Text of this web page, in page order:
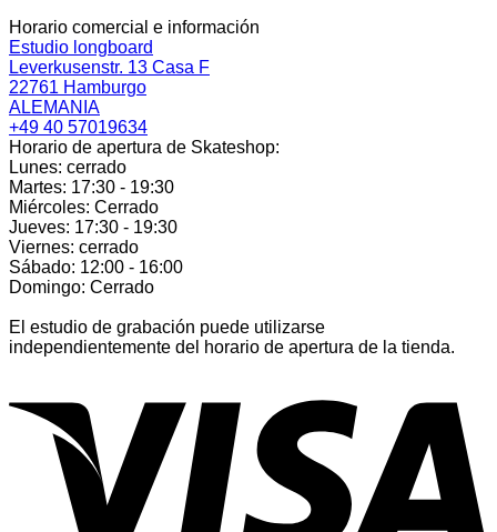
Horario comercial e información
Estudio longboard
Leverkusenstr. 13 Casa F
22761 Hamburgo
ALEMANIA
+49 40 57019634
Horario de apertura de Skateshop:
Lunes: cerrado
Martes: 17:30 - 19:30
Miércoles: Cerrado
Jueves: 17:30 - 19:30
Viernes: cerrado
Sábado: 12:00 - 16:00
Domingo: Cerrado
El estudio de grabación puede utilizarse
independientemente del horario de apertura de la tienda.